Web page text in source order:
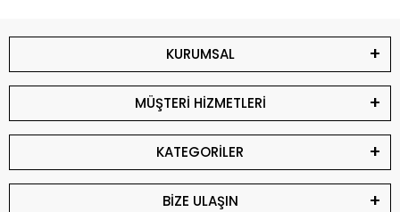
KURUMSAL
MÜŞTERİ HİZMETLERİ
KATEGORİLER
BİZE ULAŞIN